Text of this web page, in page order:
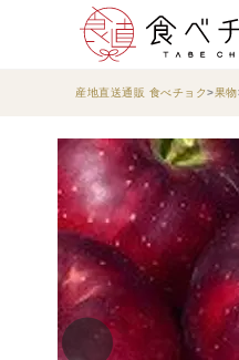
産地直送通販 食べチョク 果物